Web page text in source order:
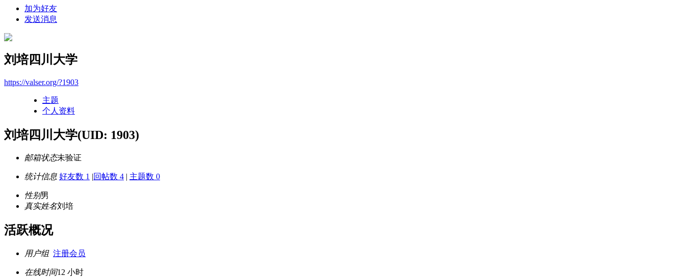
加为好友
发送消息
刘培四川大学
https://valser.org/?1903
主题
个人资料
刘培四川大学(UID: 1903)
邮箱状态未验证
统计信息 好友数 1 |回帖数 4 | 主题数 0
性别男
真实姓名刘培
活跃概况
用户组 注册会员
在线时间12 小时